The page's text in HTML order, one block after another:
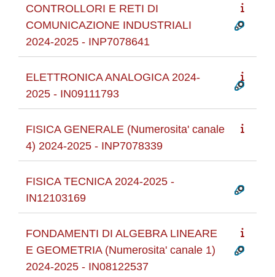
CONTROLLORI E RETI DI
COMUNICAZIONE INDUSTRIALI
2024-2025 - INP7078641
ELETTRONICA ANALOGICA 2024-
2025 - IN09111793
FISICA GENERALE (Numerosita' canale
4) 2024-2025 - INP7078339
FISICA TECNICA 2024-2025 -
IN12103169
FONDAMENTI DI ALGEBRA LINEARE
E GEOMETRIA (Numerosita' canale 1)
2024-2025 - IN08122537